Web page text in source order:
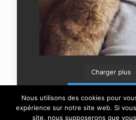
Charger plus
Nous utilisons des cookies pour
expérience sur notre site web. Si
site, nous supposerons que